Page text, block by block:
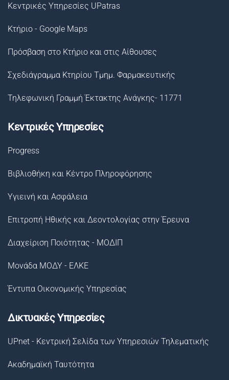
Κεντρικές Υπηρεσίες UPatras
Κτήριο - Google Maps
Πρόσβαση στο Κτήριο και στις Αίθουσες
Σχεδιάγραμμα Κτηρίου Τμημ. Φαρμακευτικής
Τηλεφωνική Γραμμή Έκτακτης Ανάγκης- 11771
Κεντρικές Υπηρεσίες
Progress
Βιβλιοθήκη και Κέντρο Πληροφόρησης
Υγιεινή και Ασφάλεια
Επιτροπή Ηθικής και Δεοντολογίας στην Έρευνα
Διαχείριση Ποιότητας - ΜΟΔΙΠ
Μονάδα ΜΟΔΥ - ΕΛΚΕ
Έντυπα Οικονομικής Υπηρεσίας
Δικτυακές Υπηρεσίες
UPnet - Κεντρική Σελίδα των Υπηρεσιών Τηλεματικής
Ακαδημαϊκή Ταυτότητα